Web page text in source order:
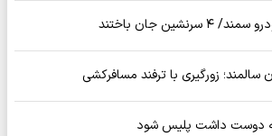
سالمند؛ زورگیری با ترفند مسافرکشی
دوست داشت پلیس شود